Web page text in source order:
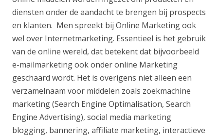
diensten onder de aandacht te brengen bij prospects
en klanten. Men spreekt bij Online Marketing ook
wel over Internetmarketing. Essentieel is het gebruik
van de online wereld, dat betekent dat bijvoorbeeld
e-mailmarketing ook onder online Marketing
geschaard wordt. Het is overigens niet alleen een
verzamelnaam voor middelen zoals zoekmachine
marketing (Search Engine Optimalisation, Search
Engine Advertising), social media marketing
blogging, bannering, affiliate marketing, interactieve